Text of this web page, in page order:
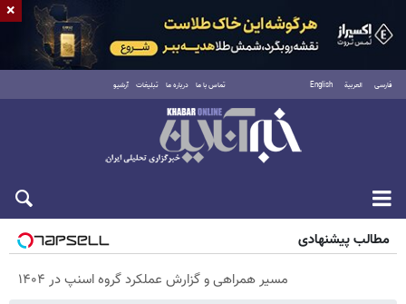
فارسی العربية English تماس با ما درباره ما تبلیغات آرشیو
پنجشنبه ۱۵ مرداد ۱۴۰۵
مطالب پیشنهادی
مسیر همراهی و گزارش عملکرد گروه اسنپ در ۱۴۰۴
×